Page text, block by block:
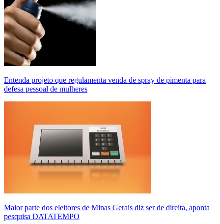
Entenda projeto que regulamenta venda de spray de pimenta para
defesa pessoal de mulheres
Maior parte dos eleitores de Minas Gerais diz ser de direita, aponta
pesquisa DATATEMPO